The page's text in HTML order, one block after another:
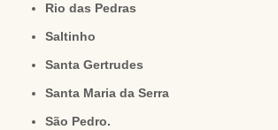
Rio das Pedras
Saltinho
Santa Gertrudes
Santa Maria da Serra
São Pedro.